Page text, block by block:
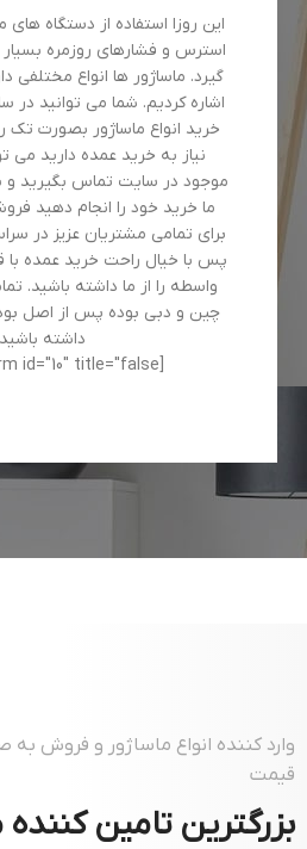
این روزا استفاده از دستگاه های
استرس و فشارهای روزمره بسیار
گیرد. ماساژور ها انواع مختلفی دارد که
اشاره کردیم. شما می توانید در
خرید انواع ماساژور بصورت تک را
نیاز به خرید عمده دارید می
موجود در سایت تماس بگیرید و با
ما خرید خود را انجام دهید فروشگاه
برای تمامی مشتریان عزیز در سراسر
پس با خیال راحت خرید عمده با
واسطه را از ما داشته باشید. تمامی
چین و دبی بوده پس از اصل بودن
داشته باشید.
کننده انواع ماساژور و فروش به
تامین کننده